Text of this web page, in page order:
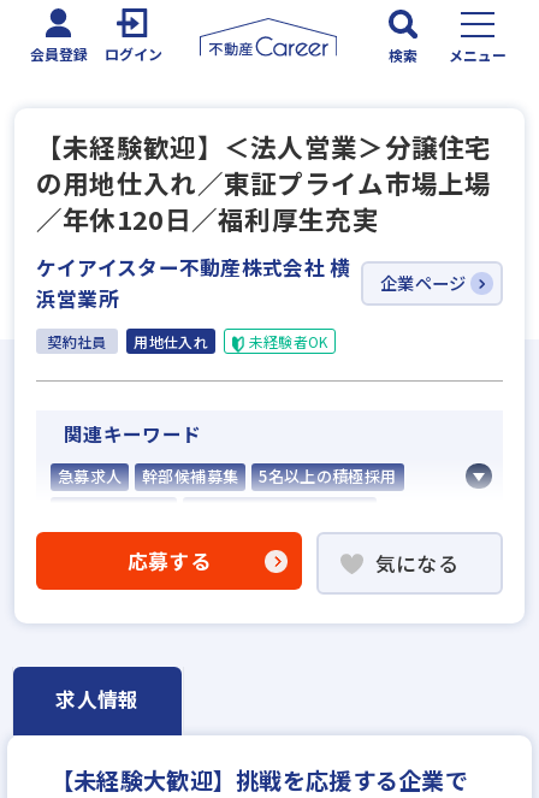
会員登録 ログイン 検索 メニュー
【未経験歓迎】＜法人営業＞分譲住宅
の用地仕入れ／東証プライム市場上場
／年休120日／福利厚生充実
ケイアイスター不動産株式会社 横
浜営業所
企業ページ
契約社員 用地仕入れ 未経験者OK
関連キーワード
急募求人 幹部候補募集
5名以上の積極採用
業界未経験歓迎
既卒・第2新卒歓迎
職種未経験歓迎
歩合給
上場企業のグループ会社
宅建取引士歓迎
女性が活躍中
ブランクOK
平均年齢20代
完全週休2日
休日シフト制
年間休日120日以上
応募する 気になる
求人情報
【未経験大歓迎】挑戦を応援する企業で